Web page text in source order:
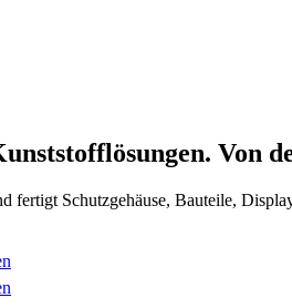
Von
fertigt Schutzgehäuse, Bauteile,